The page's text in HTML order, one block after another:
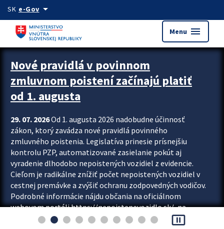
Preskocit na hlavný obsah
SK e-Govarrow_drop_down
Menu menu
Zastavit automatický posun upútavok
Nové pravidlá v povinnom
zmluvnom poistení začínajú platiť
od 1. augusta
29. 07. 2026Od 1. augusta 2026 nadobudne účinnosť
zákon, ktorý zavádza nové pravidlá povinného
zmluvného poistenia. Legislatíva prinesie prísnejšiu
kontrolu PZP, automatizované zasielanie pokút aj
vyradenie dlhodobo nepoistených vozidiel z evidencie.
Cieľom je radikálne znížiť počet nepoistených vozidiel v
cestnej premávke a zvýšiť ochranu zodpovedných vodičov.
Podrobné informácie nájdu občania na oficiálnom
webovom portáli https://nepoistenevozidlo.sk/, na
ktorom od augusta pribudne aj možnosť overiť si...
pause_presentation